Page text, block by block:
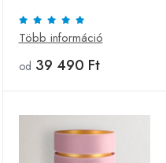
sötétzöld/arany
Több információ
od 39 490 Ft